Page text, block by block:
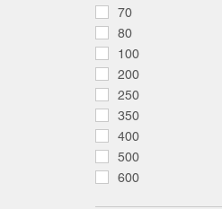
70
80
100
200
250
350
400
500
600